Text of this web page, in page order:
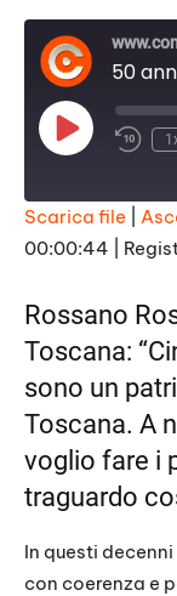
Play
Episode
SHARE
EMBED
Scarica file
00:00:44
Rossano
Toscana:
sono un
Toscana. A
voglio fare i
traguardo
In questi
con coerenza e